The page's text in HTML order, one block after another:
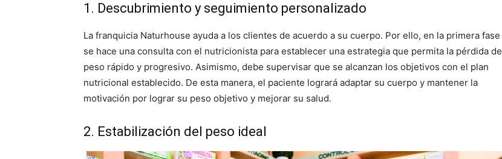
1. Descubrimiento y seguimiento personalizado
La franquicia Naturhouse ayuda a los clientes de acuerdo a su cuerpo. Por ello, en la primera fase
se hace una consulta con el nutricionista para establecer una estrategia que permita la pérdida de
peso rápido y progresivo. Asimismo, debe supervisar que se alcanzan los objetivos con el plan
nutricional establecido. De esta manera, el paciente logrará adaptar su cuerpo y mantener la
motivación por lograr su peso objetivo y mejorar su salud.
2. Estabilización del peso ideal